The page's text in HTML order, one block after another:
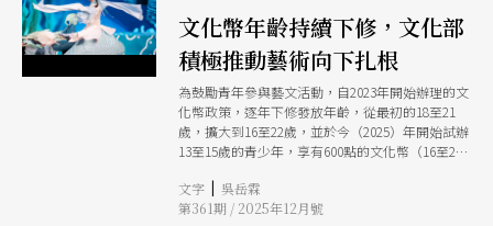
文化幣年齡持續下修，文化部
積極推動藝術向下扎根
為鼓勵青年參與藝文活動，自2023年開始辦理的文
化幣政策，逐年下修發放年齡，從最初的18至21
歲，擴大到16至22歲，並於今（2025）年開始試辦
13至15歲的青少年，享有600點的文化幣（16至22
文字 | 吳岳霖
第361期 / 2025年12月號